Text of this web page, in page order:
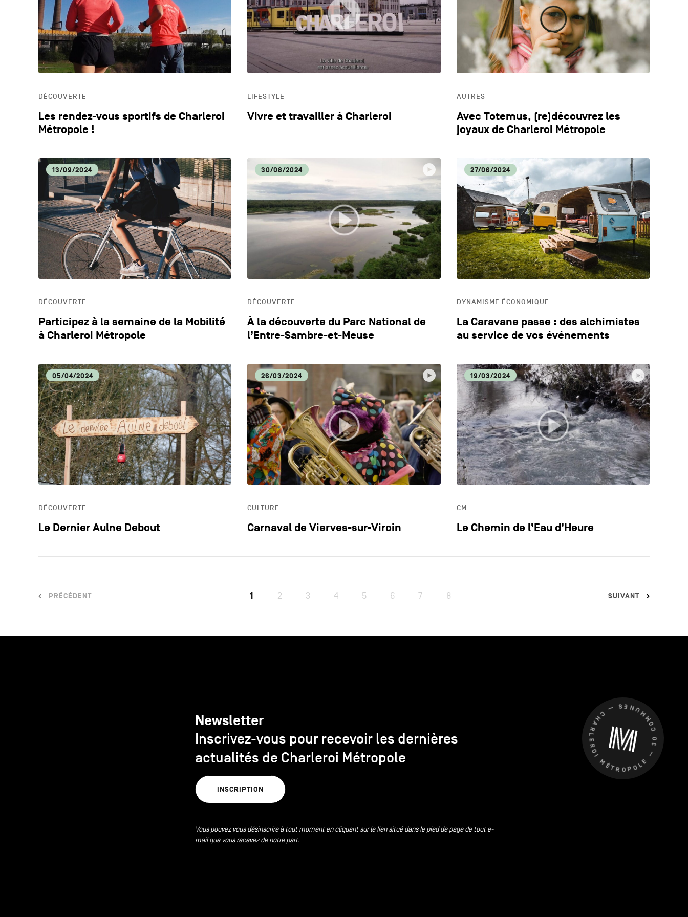
DYNAMISME ÉCONOMIQUE
EDUCATION
DÉCOUVERTE
Les rendez-vous sportifs de Charleroi
Métropole !
LIFESTYLE
Vivre et travailler à Charleroi
AUTRES
Avec Totemus, (re)découvrez les
joyaux de Charleroi Métropole
13/09/2024
DÉCOUVERTE
Participez à la semaine de la Mobilité
à Charleroi Métropole
30/08/2024
DÉCOUVERTE
À la découverte du Parc National de
l’Entre-Sambre-et-Meuse
27/06/2024
DYNAMISME ÉCONOMIQUE
La Caravane passe : des alchimistes
au service de vos événements
05/04/2024
DÉCOUVERTE
Le Dernier Aulne Debout
26/03/2024
CULTURE
Carnaval de Vierves-sur-Viroin
19/03/2024
CM
Le Chemin de l’Eau d’Heure
PRÉCÉDENT 1 2 3 4 5 6 7 8 SUIVANT
CHARLEROI MÉTROPOLE — 30 COMMUNES —
Newsletter
Inscrivez-vous pour recevoir les dernières
actualités de Charleroi Métropole
INSCRIPTION
Vous pouvez vous désinscrire à tout moment en cliquant sur le lien situé dans le pied de page de tout e-
mail que vous recevez de notre part.